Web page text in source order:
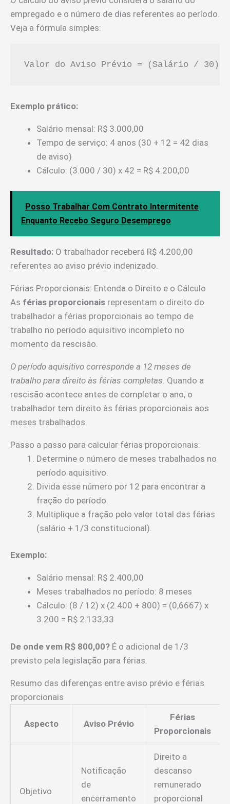
empregado e o número de dias referentes ao período.
Veja a fórmula simples:
Valor do Aviso Prévio = (Salário / 30) x
Exemplo prático:
Salário mensal: R$ 3.000,00
Tempo de serviço: 4 anos (30 + 12 = 42 dias
de aviso)
Cálculo: (3.000 / 30) x 42 = R$ 4.200,00
Posso Trabalhar Com Contrato Intermitente
Enquanto Recebo Seguro Desemprego
Resultado: O trabalhador receberá R$ 4.200,00
referentes ao aviso prévio indenizado.
Férias Proporcionais: Entenda o Direito e o Cálculo
As férias proporcionais representam o direito do
trabalhador a férias proporcionais ao tempo de
trabalho no período aquisitivo incompleto no
momento da rescisão.
O período aquisitivo corresponde a 12 meses de
trabalho para direito às férias completas. Quando a
rescisão acontece antes de completar o ano, o
trabalhador tem direito às férias proporcionais aos
meses trabalhados.
Passo a passo para calcular férias proporcionais:
Determine o número de meses trabalhados no
período aquisitivo.
Divida esse número por 12 para encontrar a
fração do período.
Multiplique a fração pelo valor total das férias
(salário + 1/3 constitucional).
Exemplo:
Salário mensal: R$ 2.400,00
Meses trabalhados no período: 8 meses
Cálculo: (8 / 12) x (2.400 + 800) = (0,6667) x
3.200 = R$ 2.133,33
De onde vem R$ 800,00? É o adicional de 1/3
previsto pela legislação para férias.
Resumo das diferenças entre aviso prévio e férias
proporcionais
Aspecto Aviso Prévio
Férias
Proporcionais
Objetivo
Notificação
de
encerramento
Direito a
descanso
remunerado
proporcional